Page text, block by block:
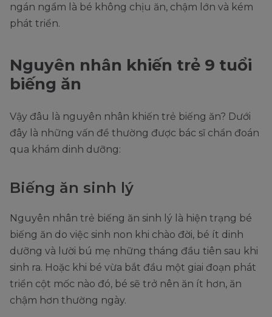
ngán ngẩm là bé không chịu ăn, chậm lớn và kém
phát triển.
Nguyên nhân khiến trẻ 9 tuổi
biếng ăn
Vậy đâu là nguyên nhân khiến trẻ biếng ăn? Dưới
đây là những vấn đề thường được bác sĩ chẩn đoán
qua khám dinh dưỡng:
Biếng ăn sinh lý
Nguyên nhân trẻ biếng ăn sinh lý là hiện trạng bé
biếng ăn do việc sinh non khi chào đời, bé ít dinh
dưỡng và lười bú mẹ những tháng đầu tiên sau khi
sinh ra. Hoặc khi bé vừa bắt đầu một giai đoạn phát
triển cột mốc nào đó, bé sẽ trở nên ăn ít hơn, ăn
chậm hơn thường ngày.